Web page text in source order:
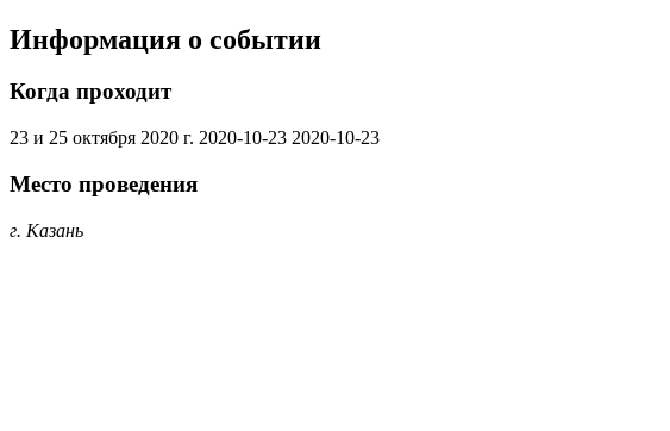
Информация о событии
Когда проходит
23 и 25 октября 2020 г. 2020-10-23 2020-10-23
Место проведения
г. Казань